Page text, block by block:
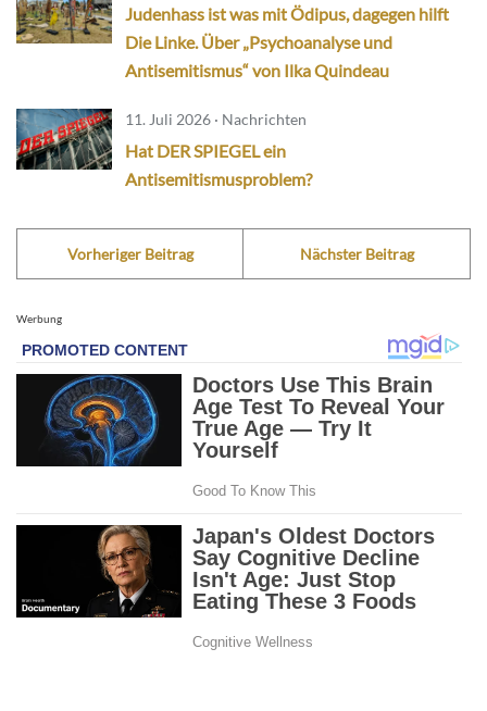
Judenhass ist was mit Ödipus, dagegen hilft
Die Linke. Über „Psychoanalyse und
Antisemitismus“ von Ilka Quindeau
11. Juli 2026 · Nachrichten
Hat DER SPIEGEL ein
Antisemitismusproblem?
Vorheriger Beitrag Nächster Beitrag
Werbung